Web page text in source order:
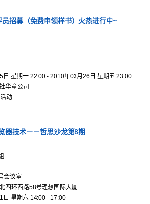
员招募（免费申领样书）火热进行中~
日 星期一 22:00 - 2010年03月26日 星期五 23:00
华章公司
动
器技术－－哲思沙龙第8期
会议室
四环西路58号理想国际大厦
日 星期六 14:00 - 17:00